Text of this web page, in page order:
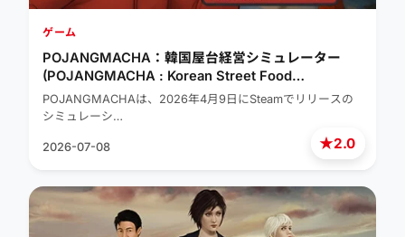
★2.0
ゲーム
POJANGMACHA：韓国屋台経営シミュレーター
(POJANGMACHA : Korean Street Food
Management Simulator)
POJANGMACHAは、2026年4月9日にSteamでリリースの
シミュレーシ…
2026-07-08